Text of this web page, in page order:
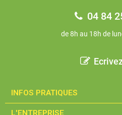
04 84
de 8h au 18h de
INFOS PRATIQUES​
L'ENTREPRISE​